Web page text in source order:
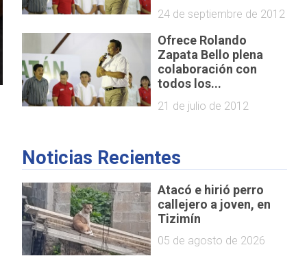
24 de septiembre de 2012
Ofrece Rolando
Zapata Bello plena
colaboración con
todos los...
21 de julio de 2012
Noticias Recientes
Atacó e hirió perro
callejero a joven, en
Tizimín
05 de agosto de 2026